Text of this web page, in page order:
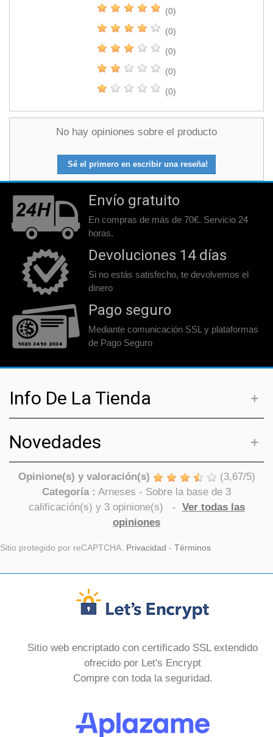
(0)
(0)
(0)
(0)
(0)
No hay opiniones sobre el producto
Sé el primero en escribir una reseña!
Envío gratuito
En compras de más de 70€. Servicio 24
horas.
Devoluciones 14 días
Si no estás satisfecho, te devolvemos el
dinero
Pago seguro
Mediante comunicación SSL y plataformas
de Pago Seguro
Info De La Tienda
Novedades
Opinione(s) y valoración(s) (3,67/5)
Categoría : Arneses - Sobre la base de 3
calificación(s) y 3opinione(s) - Ver todas las
opiniones
Sitio protegido por reCAPTCHA. Privacidad - Términos
Sitio web encriptado con certificado SSL extendido
ofrecido por Let's Encrypt
Compre con toda la seguridad.